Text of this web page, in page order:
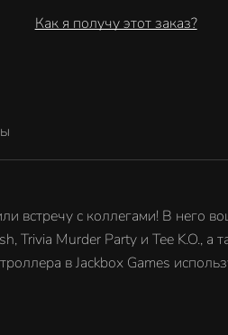
Как я получу этот заказ?
встречу с коллегами! В него
Trivia Murder Party и Tee K.O.,
в Jackbox Games